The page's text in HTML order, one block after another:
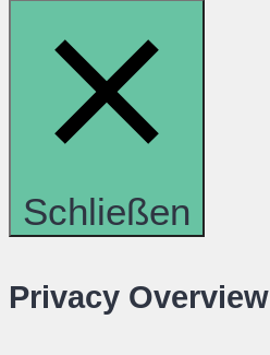
Schließen
Privacy Overview